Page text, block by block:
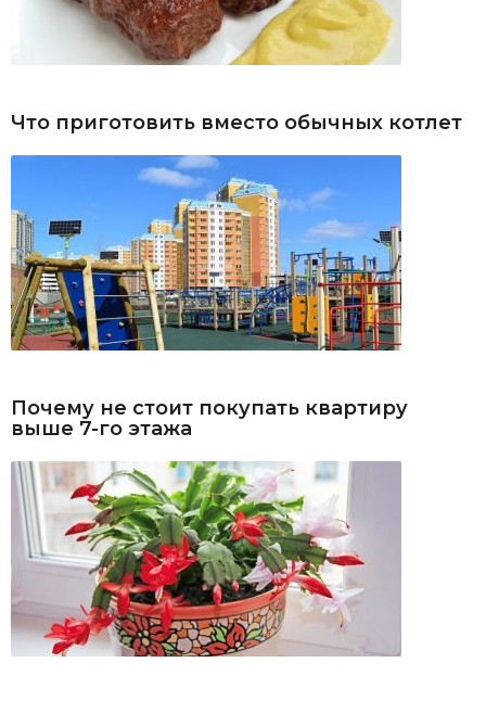
Что приготовить вместо обычных котлет
Почему не стоит покупать квартиру
выше 7-го этажа